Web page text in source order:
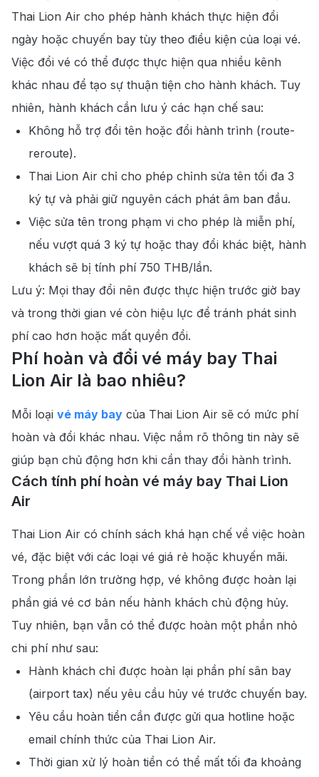
Thai Lion Air cho phép hành khách thực hiện đổi
ngày hoặc chuyến bay tùy theo điều kiện của loại vé.
Việc đổi vé có thể được thực hiện qua nhiều kênh
khác nhau để tạo sự thuận tiện cho hành khách. Tuy
nhiên, hành khách cần lưu ý các hạn chế sau:
Không hỗ trợ đổi tên hoặc đổi hành trình (route-
reroute).
Thai Lion Air chỉ cho phép chỉnh sửa tên tối đa 3
ký tự và phải giữ nguyên cách phát âm ban đầu.
Việc sửa tên trong phạm vi cho phép là miễn phí,
nếu vượt quá 3 ký tự hoặc thay đổi khác biệt, hành
khách sẽ bị tính phí 750 THB/lần.
Lưu ý: Mọi thay đổi nên được thực hiện trước giờ bay
và trong thời gian vé còn hiệu lực để tránh phát sinh
phí cao hơn hoặc mất quyền đổi.
Phí hoàn và đổi vé máy bay Thai
Lion Air là bao nhiêu?
Mỗi loại vé máy bay của Thai Lion Air sẽ có mức phí
hoàn và đổi khác nhau. Việc nắm rõ thông tin này sẽ
giúp bạn chủ động hơn khi cần thay đổi hành trình.
Cách tính phí hoàn vé máy bay Thai Lion
Air
Thai Lion Air có chính sách khá hạn chế về việc hoàn
vé, đặc biệt với các loại vé giá rẻ hoặc khuyến mãi.
Trong phần lớn trường hợp, vé không được hoàn lại
phần giá vé cơ bản nếu hành khách chủ động hủy.
Tuy nhiên, bạn vẫn có thể được hoàn một phần nhỏ
chi phí như sau:
Hành khách chỉ được hoàn lại phần phí sân bay
(airport tax) nếu yêu cầu hủy vé trước chuyến bay.
Yêu cầu hoàn tiền cần được gửi qua hotline hoặc
email chính thức của Thai Lion Air.
Thời gian xử lý hoàn tiền có thể mất tối đa khoảng